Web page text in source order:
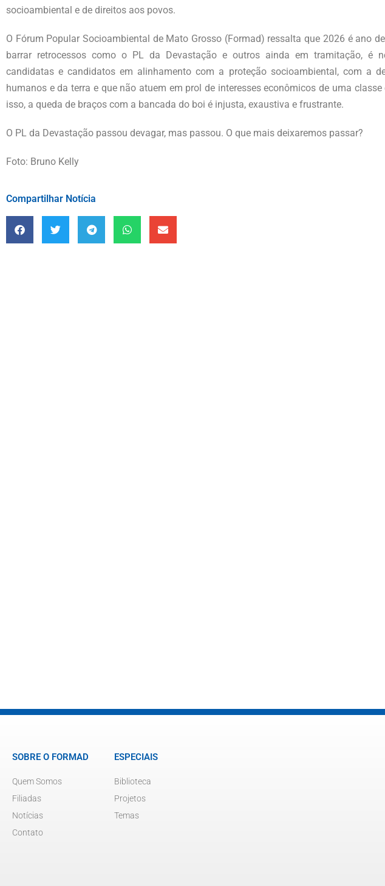
socioambiental e de direitos aos povos.
O Fórum Popular Socioambiental de Mato Grosso (Formad) ressalta que 2026 é ano
barrar retrocessos como o PL da Devastação e outros ainda em tramitação, é
candidatas e candidatos em alinhamento com a proteção socioambiental, com a
humanos e da terra e que não atuem em prol de interesses econômicos de uma
isso, a queda de braços com a bancada do boi é injusta, exaustiva e frustrante.
O PL da Devastação passou devagar, mas passou. O que mais deixaremos passar?
Foto: Bruno Kelly
Compartilhar Notícia
SOBRE O FORMAD
Quem Somos
Filiadas
Notícias
Contato
ESPECIAIS
Biblioteca
Projetos
Temas